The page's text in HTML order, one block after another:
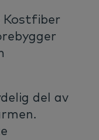
Kostfiber
del av